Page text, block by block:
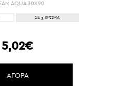
AQUA 30X90
ΣΕ 1 ΧΡΩΜΑ
5,02€
ΑΓΟΡΑ